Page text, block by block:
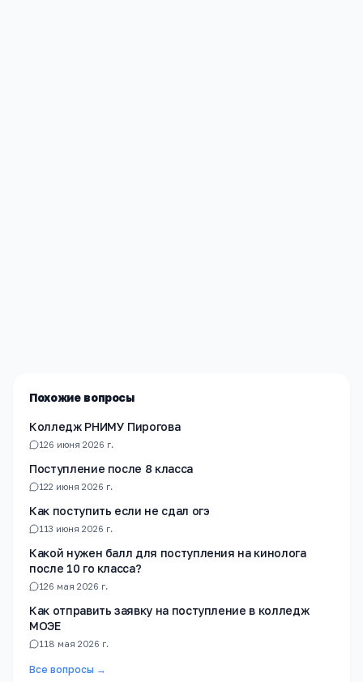
Похожие вопросы
Колледж РНИМУ Пирогова
126 июня 2026 г.
Поступление после 8 класса
122 июня 2026 г.
Как поступить если не сдал огэ
1 13 июня 2026 г.
Какой нужен балл для поступления на кинолога
после 10 го класса?
126 мая 2026 г.
Как отправить заявку на поступление в колледж
МОЭЕ
1 18 мая 2026 г.
Все вопросы →